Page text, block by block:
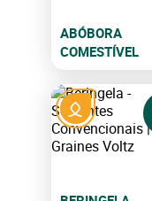
ABÓBORA
COMESTÍVEL